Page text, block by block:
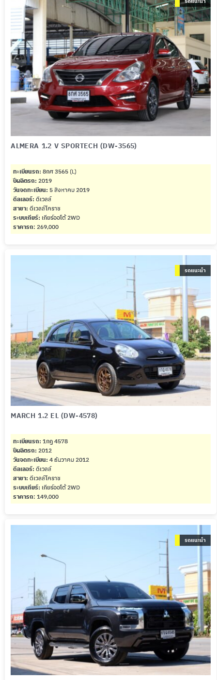
ALMERA 1.2 V SPORTECH (DW-3565)
ทะเบียนรถ: 8กศ 3565 (L)
ปีผลิตรถ: 2019
วันจดทะเบียน: 5 สิงหาคม 2019
ดีลเลอร์: ดีเวลล์
สาขา: ดีเวลล์โคราช
ระบบเกียร์: เกียร์ออโต้ 2WD
ราคารถ: 269,000
รถแนะนำ
MARCH 1.2 EL (DW-4578)
ทะเบียนรถ: 1กฏ 4578
ปีผลิตรถ: 2012
วันจดทะเบียน: 4 ธันวาคม 2012
ดีลเลอร์: ดีเวลล์
สาขา: ดีเวลล์โคราช
ระบบเกียร์: เกียร์ออโต้ 2WD
ราคารถ: 149,000
รถแนะนำ